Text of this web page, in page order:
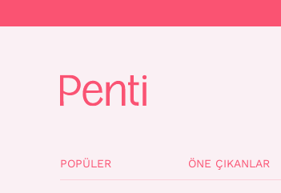
POPÜLER ÖNE ÇIKANLAR